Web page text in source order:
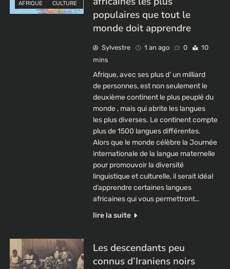
AFRIQUE CULTURE
populaires que tout le
monde doit apprendre
Sylvestre 1 an ago 0
10
mins
Afrique, avec ses plus d’ un milliard
de personnes, est non seulement le
deuxième continent le plus peuplé du
monde , mais qui abrite les langues
les plus diverses. Le continent compte
plus de 1500 langues différentes.
Alors que le monde célèbre la Journée
internationale de la langue maternelle
pour promouvoir la diversité
linguistique et culturelle, il serait idéal
d’apprendre certaines langues
africaines qui vous permettront…
lire la suite
Les descendants peu
connus d’Iraniens noirs